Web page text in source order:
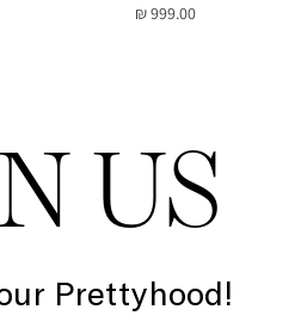
₪ 999.00
US
Prettyhood!